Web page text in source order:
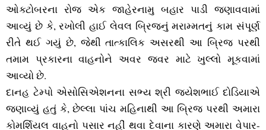
ઓક્‍ટોબરના રોજ એક જાહેરનામુ બહાર પાડી જણાવવામાં
આવ્‍યું છે કે, રખોલી હાઈ લેવલ બ્રિજનું મરામ્‍મતનું કામ સંપૂર્ણ
રીતે થઈ ગયું છે, જેથી તાત્‍કાલિક અસરથી આ બ્રિજ પરથી
તમામ પ્રકારના વાહનોને અવર જવર માટે ખુલ્લો મૂકવામાં
આવ્‍યો છે.
દાનહ ટેમ્‍પો એસોસિએશનના સભ્‍ય શ્રી જયેશભાઈ દોડિયાએ
જણાવ્‍યું હતું કે, છેલ્લા પાંચ મહિનાથી આ બ્રિજ પરથી અમારા
કોમર્શિયલ વાહનો પસાર નહીં થવા દેવાના કારણે અમારા વેપાર-